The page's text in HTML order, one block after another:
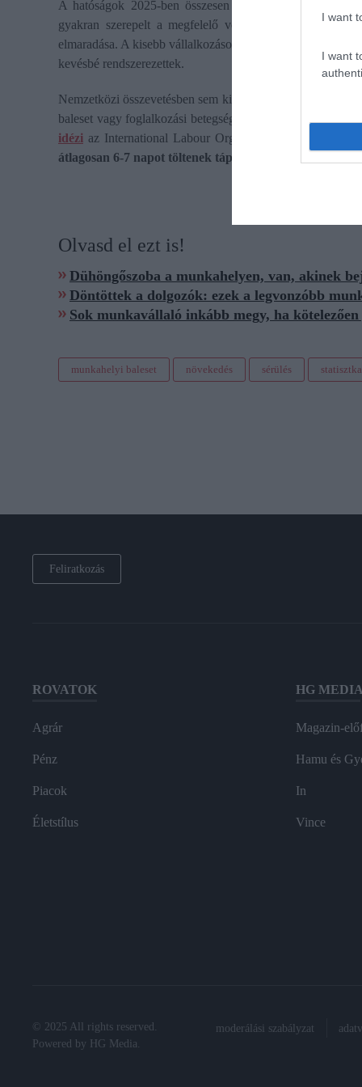
I want
I want
A hatóságok 2025-ben összesen
gyakran szerepelt a megfelelő védőfelszerelés hiánya,
elmaradása. A kisebb vállalkozásoknál általában nagyobb
kevésbé rendszerezettek.
Nemzetközi összevetésben sem kis tételről van szó:
baleset vagy foglalkozási betegség miatt, valamint
idézi az International Labour Organizationt (ILO) a
átlagosan 6-7 napot töltenek táppénzen
Olvasd el ezt is!
Dühöngőszoba a munkahelyen, van, akinek
Döntöttek a dolgozók: ezek a legvonzóbb
Sok munkavállaló inkább megy, ha
munkahelyi baleset növekedés sérülés statisztka
Feliratkozás
ROVATOK
Agrár
Pénz
Piacok
Életstílus
HG MEDIA
Magazin-
Hamu és
In
Vince
© 2025 All rights reserved.
Powered by
HG Media.
moderálási szabályzat